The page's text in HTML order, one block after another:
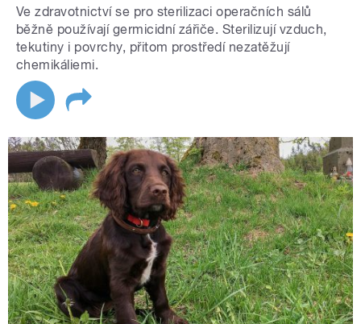
Ve zdravotnictví se pro sterilizaci operačních sálů
běžně používají germicidní zářiče. Sterilizují vzduch,
tekutiny i povrchy, přitom prostředí nezatěžují
chemikáliemi.